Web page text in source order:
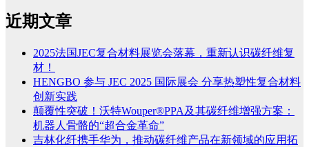
近期文章
2025法国JEC复合材料展览会落幕，重新认识碳纤维复
材！
HENGBO 参与 JEC 2025 国际展会 分享热塑性复合材料
创新实践
颠覆性突破！沃特Wouper®PPA及其碳纤维增强方案：
机器人骨骼的“超合金革命”
吉林化纤携手华为，推动碳纤维产品在新领域的应用拓